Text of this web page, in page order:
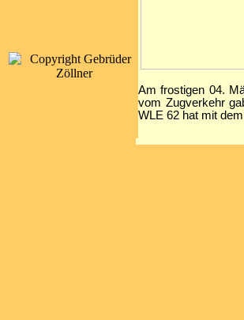
Am frostigen 04.
vom Zugverkehr
WLE 62 hat mit